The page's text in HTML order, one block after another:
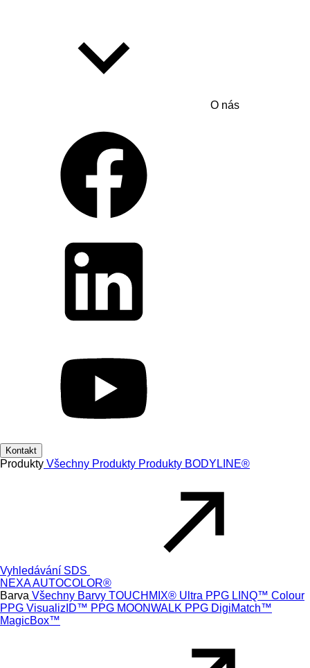
O nás
Kontakt
Produkty Všechny Produkty Produkty BODYLINE®
Vyhledávání SDS
NEXA AUTOCOLOR®
Barva Všechny Barvy TOUCHMIX® Ultra PPG LINQ™ Colour
PPG VisualizID™ PPG MOONWALK PPG DigiMatch™
MagicBox™